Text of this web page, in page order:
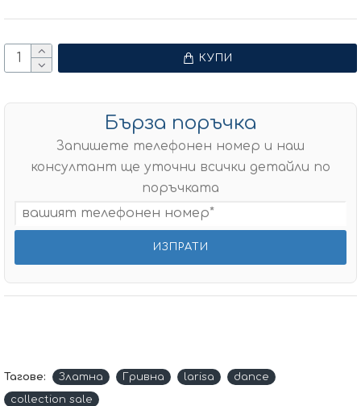
КУПИ
Бърза поръчка
Запишете телефонен номер и наш
консултант ще уточни всички детайли по
поръчката
Тагове: Златна Гривна larisa
dance
collection sale